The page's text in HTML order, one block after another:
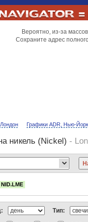
Вероятно, из-за
Сохраните адрес
Графики ADR, Нью-Йорк
никель (Nickel) -
NID.LME
Газпром Газпромнефть
ЛУКойл Новатэк
Тип: